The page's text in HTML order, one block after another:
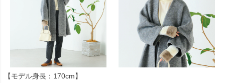
【モデル身長：170cm】